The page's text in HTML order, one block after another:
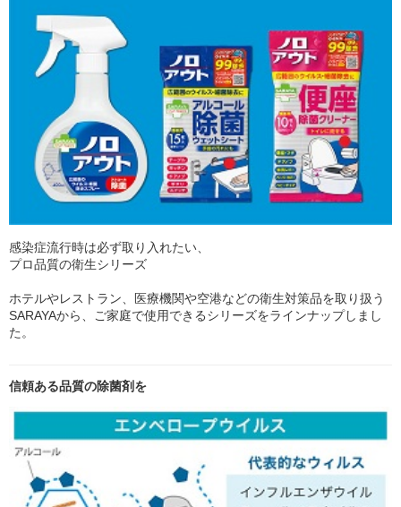
感染症流行時は必ず取り入れたい、
プロ品質の衛生シリーズ
ホテルやレストラン、医療機関や空港などの衛生対策品を取り扱う
SARAYAから、ご家庭で使用できるシリーズをラインナップしまし
た。
信頼ある品質の除菌剤を